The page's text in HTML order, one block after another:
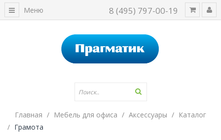
8 (495) 797-00-19
Меню
Главная Мебель для офиса Аксессуары
Каталог
Грамота